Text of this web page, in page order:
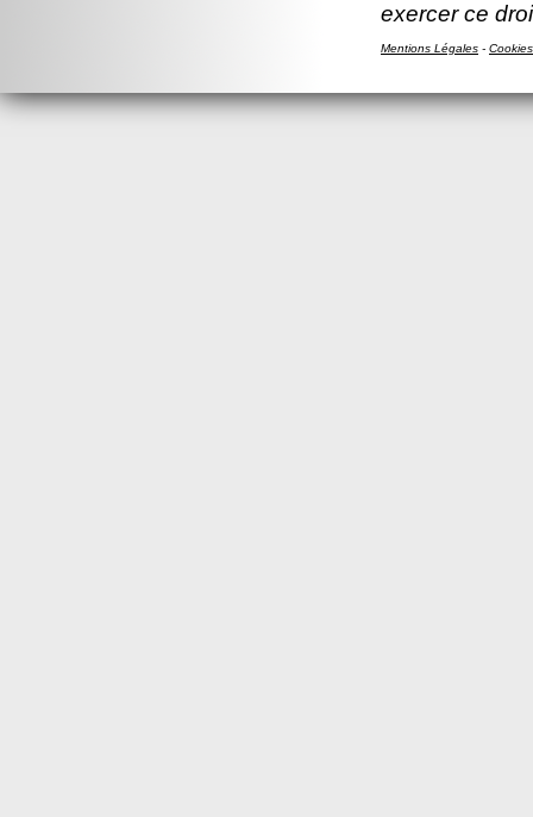
exercer ce
Mentions Légales - Cookies